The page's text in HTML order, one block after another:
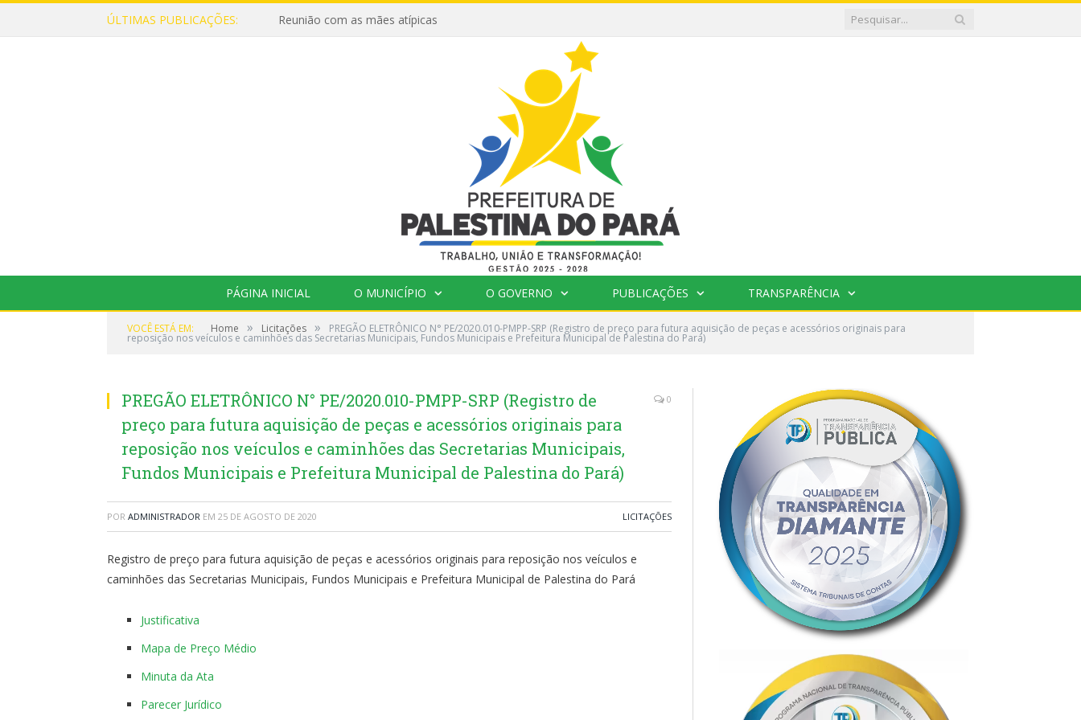
ÚLTIMAS PUBLICAÇÕES: Reunião com as mães atípicas
PÁGINA INICIAL O MUNICÍPIO O GOVERNO PUBLICAÇÕES TRANSPARÊNCIA
VOCÊ ESTÁ EM: Home » Licitações » PREGÃO ELETRÔNICO N° PE/2020.010-PMPP-SRP (Registro de preço para futura aquisição de peças e acessórios originais para
reposição nos veículos e caminhões das Secretarias Municipais, Fundos Municipais e Prefeitura Municipal de Palestina do Pará)
PREGÃO ELETRÔNICO N° PE/2020.010-PMPP-SRP (Registro de
preço para futura aquisição de peças e acessórios originais para
reposição nos veículos e caminhões das Secretarias Municipais,
Fundos Municipais e Prefeitura Municipal de Palestina do Pará)
0
POR ADMINISTRADOR EM 25 DE AGOSTO DE 2020 LICITAÇÕES
Registro de preço para futura aquisição de peças e acessórios originais para reposição nos veículos e
caminhões das Secretarias Municipais, Fundos Municipais e Prefeitura Municipal de Palestina do Pará
Justificativa
Mapa de Preço Médio
Minuta da Ata
Parecer Jurídico